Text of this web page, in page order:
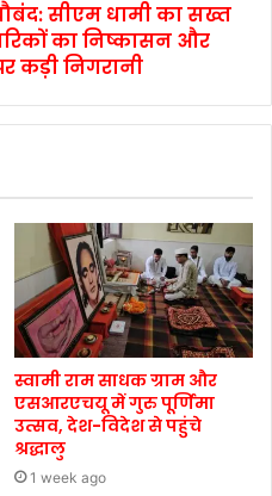
सीएम धामी का सख्त
का निष्कासन और
कड़ी निगरानी
स्वामी राम साधक ग्राम और
एसआरएचयू में गुरु पूर्णिमा
उत्सव, देश-विदेश से पहुंचे
श्रद्धालु
1 week ago